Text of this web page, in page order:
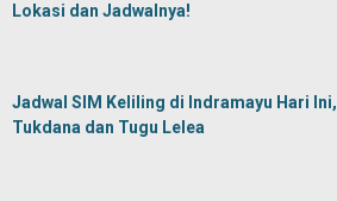
Lokasi dan Jadwalnya!
Jadwal SIM Keliling di Indramayu Hari Ini,
Tukdana dan Tugu Lelea